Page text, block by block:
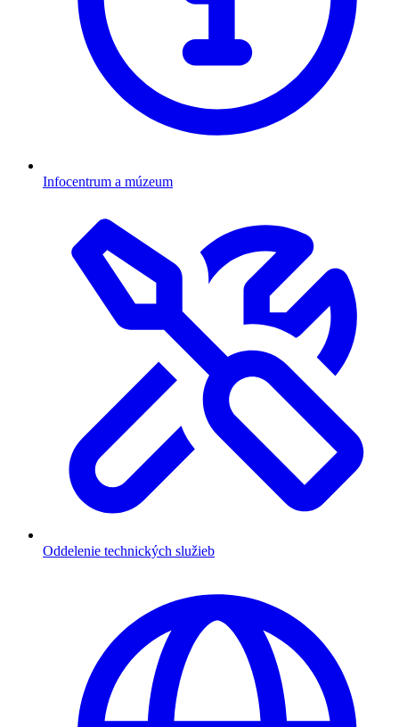
Infocentrum a múzeum
Oddelenie technických služieb